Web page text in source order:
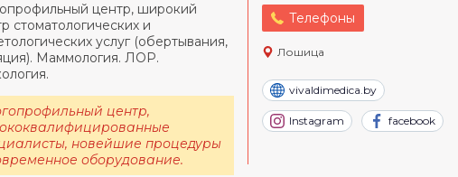
Телефоны
Лошица
vivaldimedica.by
Instagram facebook
центр, широкий
стоматологических и
услуг (обертывания,
Маммология. ЛОР.
центр,
новейшие процедуры
оборудование.